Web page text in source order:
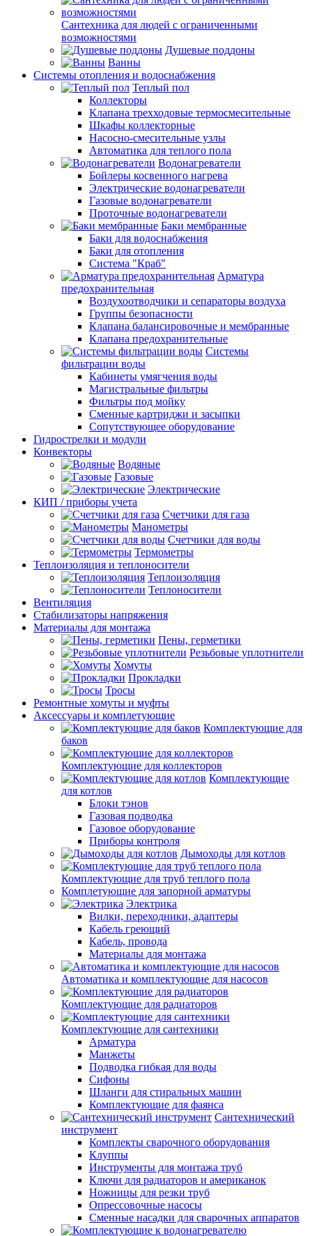
Сантехника для людей с ограниченными
возможностями
Душевые поддоны
Ванны
Системы отопления и водоснабжения
Теплый пол
Коллекторы
Клапана трехходовые термосмесительные
Шкафы коллекторные
Насосно-смесительные узлы
Автоматика для теплого пола
Водонагреватели
Бойлеры косвенного нагрева
Электрические водонагреватели
Газовые водонагреватели
Проточные водонагреватели
Баки мембранные
Баки для водоснабжения
Баки для отопления
Система "Краб"
Арматура
предохранительная
Воздухоотводчики и сепараторы воздуха
Группы безопасности
Клапана балансировочные и мембранные
Клапана предохранительные
Системы
фильтрации воды
Кабинеты умягчения воды
Магистральные фильтры
Фильтры под мойку
Сменные картриджи и засыпки
Сопутствующее оборудование
Гидрострелки и модули
Конвекторы
Водяные
Газовые
Электрические
КИП / приборы учета
Счетчики для газа
Манометры
Счетчики для воды
Термометры
Теплоизоляция и теплоносители
Теплоизоляция
Теплоносители
Вентиляция
Стабилизаторы напряжения
Материалы для монтажа
Пены, герметики
Резьбовые уплотнители
Хомуты
Прокладки
Тросы
Ремонтные хомуты и муфты
Аксессуары и комплетующие
Комплектующие для
баков
Комплектующие для коллекторов
Комплектующие
для котлов
Блоки тэнов
Газовая подводка
Газовое оборудование
Приборы контроля
Дымоходы для котлов
Комплектующие для труб теплого пола
Комплетующие для запорной арматуры
Электрика
Вилки, переходники, адаптеры
Кабель греющий
Кабель, провода
Материалы для монтажа
Автоматика и комплектующие для насосов
Комплектующие для радиаторов
Комплектующие для сантехники
Арматура
Манжеты
Подводка гибкая для воды
Сифоны
Шланги для стиральных машин
Комплектующие для фаянса
Сантехнический
инструмент
Комплекты сварочного оборудования
Клуппы
Инструменты для монтажа труб
Ключи для радиаторов и американок
Ножницы для резки труб
Опрессовочные насосы
Сменные насадки для сварочных аппаратов